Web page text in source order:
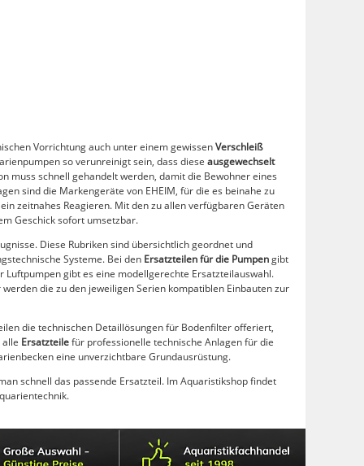
Vorrichtung auch unter einem gewissenVerschleiß
so verunreinigt sein, dass diese ausgewechselt
muss schnell gehandelt werden, damit die Bewohner eines
sind die Markengeräte von EHEIM, für die es beinahe zu
zeitnahes Reagieren. Mit den zu allen verfügbaren Geräten
Geschick sofort umsetzbar.
Diese Rubriken sind übersichtlich geordnet und
Systeme. Bei den Ersatzteilen für die Pumpengibt
gibt es eine modellgerechte Ersatzteilauswahl.
die zu den jeweiligen Serien kompatiblen Einbauten zur
die technischen Detaillösungen für Bodenfilter offeriert,
Ersatzteilefür professionelle technische Anlagen für die
eine unverzichtbare Grundausrüstung.
schnell das passende Ersatzteil. Im Aquaristikshop findet